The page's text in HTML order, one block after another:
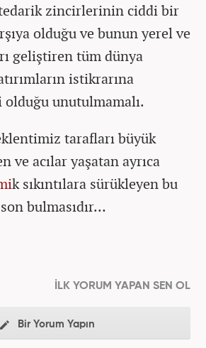
tedarik zincirlerinin ciddi bir
olduğu ve bunun yerel ve
geliştiren tüm dünya
istikrarına
unutulmamalı.
tarafları büyük
ve acılar yaşatan ayrıca
k sıkıntılara sürükleyen bu
bulmasıdır…
İLK YORUM YAPAN SEN OL
Bir Yorum Yapın